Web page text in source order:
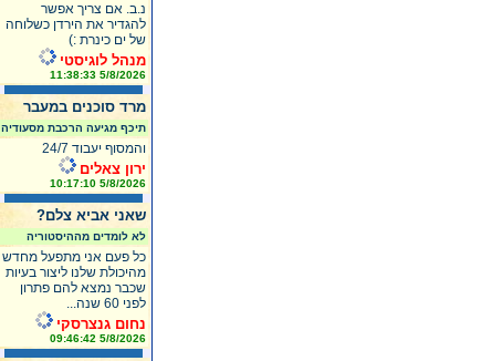
נ.ב. אם צריך אפשר
להגדיר את הירדן כשלוחה
של ים כינרת :)
מנהל לוגיסטי
5/8/2026 11:38:33
מרד סוכנים במעבר
תיכף מגיעה הרכבת מסעודיה
והמסוף יעבוד 24/7
ירון צאלים
5/8/2026 10:17:10
שאני אביא צלם?
לא לומדים מההיסטוריה
כל פעם אני מתפעל מחדש
מהיכולת שלנו ליצור בעיות
שכבר נמצא להם פתרון
לפני 60 שנה...
נחום גנצרסקי
5/8/2026 09:46:42